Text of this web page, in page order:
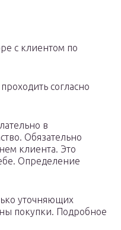
с клиентом по
согласно
в
Обязательно
клиента. Это
Определение
уточняющих
покупки. Подробное